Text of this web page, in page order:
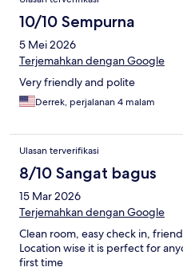
10/10 Sempurna
5 Mei 2026
Terjemahkan dengan Google
Very friendly and polite
Derrek, perjalanan 4 malam
Ulasan terverifikasi
8/10 Sangat bagus
15 Mar 2026
Terjemahkan dengan Google
Clean room, easy check in,
Location wise it is perfect for
first time